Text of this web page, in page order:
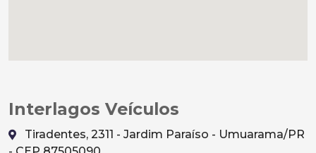
Interlagos Veículos
Tiradentes, 2311 - Jardim Paraíso - Umuarama/PR